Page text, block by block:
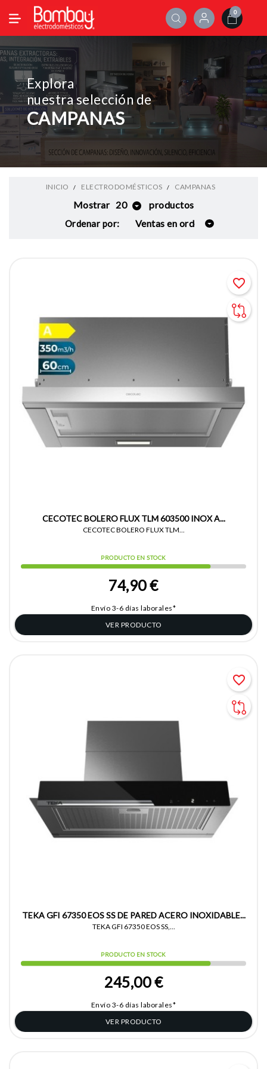
0
Explora
nuestra selección de
CAMPANAS
INICIO ELECTRODOMÉSTICOS CAMPANAS
Mostrar 20 productos
Ordenar por:
CECOTEC BOLERO FLUX TLM 603500 INOX A...
CECOTEC BOLERO FLUX TLM...
PRODUCTO EN STOCK
74,90 €
Envío 3-6 días laborales*
VER PRODUCTO
favorite_border
TEKA GFI 67350 EOS SS DE PARED ACERO INOXIDABLE...
TEKA GFI 67350 EOS SS,...
PRODUCTO EN STOCK
245,00 €
Envío 3-6 días laborales*
VER PRODUCTO
favorite_border